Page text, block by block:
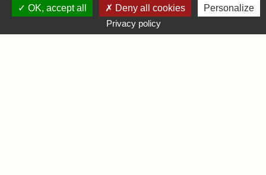
MON COMPTE
OK, accept all
Deny all cookies
Personalize
Privacy policy